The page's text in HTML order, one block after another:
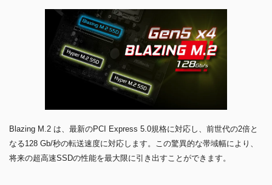
Blazing M.2 は、最新のPCI Express 5.0規格に対応し、前世代の2倍と
なる128 Gb/秒の転送速度に対応します。この驚異的な帯域幅により、
将来の超高速SSDの性能を最大限に引き出すことができます。